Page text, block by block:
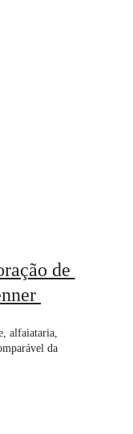
de
alfaiataria,
da